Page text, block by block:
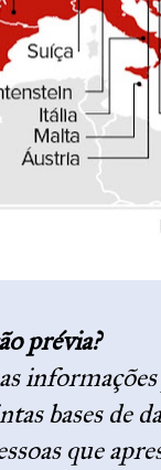
prévia?
bases de
que